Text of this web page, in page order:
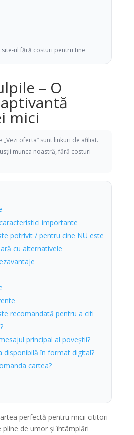
site-ul fără costuri pentru tine
– O
mici
„Vezi oferta” sunt linkuri de afiliat.
munca noastră, fără costuri
importante
potrivit / pentru cine NU este
cu alternativele
recomandată pentru a citi
principal al poveștii?
disponibilă în format digital?
cartea?
perfectă pentru micii cititori
pline de umor și întâmplări